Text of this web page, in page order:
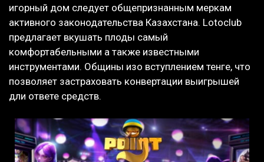
игорный дом следует общепризнанным меркам
активного законодательства Казахстана. Lotoclub
предлагает вкушать плоды самый
комфортабельными а также известными
инструментами. Общины изо вступлением тенге, что
позволяет застраховать конвертации выигрышей
дли ответе средств.